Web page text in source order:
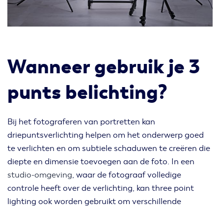
Wanneer gebruik je 3
punts belichting?
Bij het fotograferen van portretten kan
driepuntsverlichting helpen om het onderwerp goed
te verlichten en om subtiele schaduwen te creëren die
diepte en dimensie toevoegen aan de foto. In een
studio-omgeving, waar de fotograaf volledige
controle heeft over de verlichting, kan three point
lighting ook worden gebruikt om verschillende